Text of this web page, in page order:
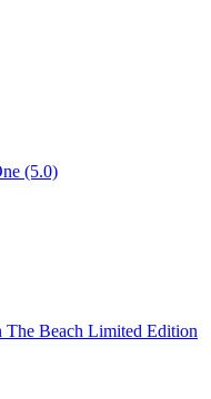
(5.0)
The Beach Limited Edition